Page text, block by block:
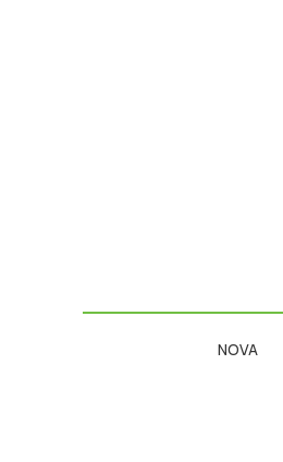
NOVA